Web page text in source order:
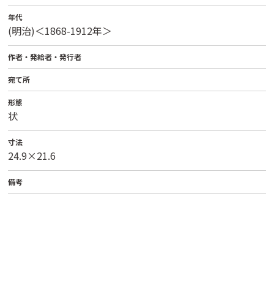
年代
(明治)＜1868-1912年＞
作者・発給者・発行者
宛て所
形態
状
寸法
24.9×21.6
備考